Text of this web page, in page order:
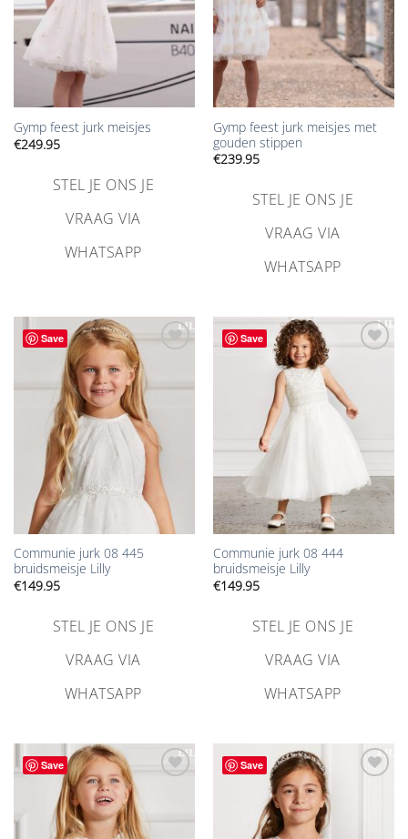
Gymp feest jurk meisjes
€249.95
STEL JE ONS JE
VRAAG VIA
WHATSAPP
Gymp feest jurk meisjes met
gouden stippen
€239.95
STEL JE ONS JE
VRAAG VIA
WHATSAPP
Save
verlanglijst
toevoegen
Communie jurk 08 445
bruidsmeisje Lilly
€149.95
STEL JE ONS JE
VRAAG VIA
WHATSAPP
Save
verlanglijst
toevoegen
Communie jurk 08 444
bruidsmeisje Lilly
€149.95
STEL JE ONS JE
VRAAG VIA
WHATSAPP
Save
verlanglijst
toevoegen
Save